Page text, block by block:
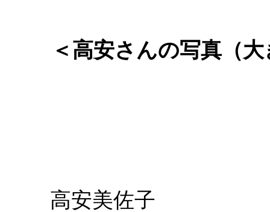
＜高安さんの写真（
高安美佐子